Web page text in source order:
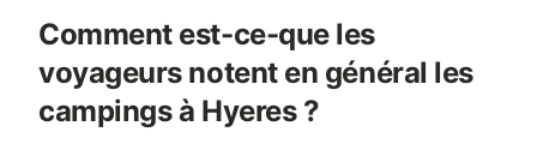
Comment est-ce-que les
voyageurs notent en général les
campings à Hyeres ?